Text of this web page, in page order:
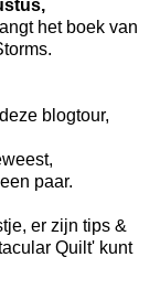
het boek van
blogtour,
paar.
er zijn tips &
Quilt' kunt